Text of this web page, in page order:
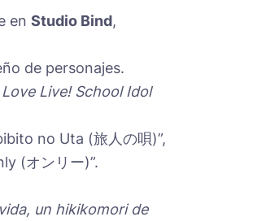
en Studio Bind,
de personajes.
Love Live! School Idol
no Uta (旅人の唄)”,
(オンリー)”.
un hikikomori de